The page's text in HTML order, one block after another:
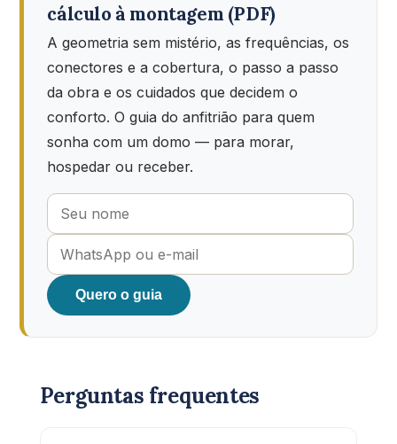
cálculo à montagem (PDF)
A geometria sem mistério, as frequências, os
conectores e a cobertura, o passo a passo
da obra e os cuidados que decidem o
conforto. O guia do anfitrião para quem
sonha com um domo — para morar,
hospedar ou receber.
Quero o guia
Perguntas frequentes